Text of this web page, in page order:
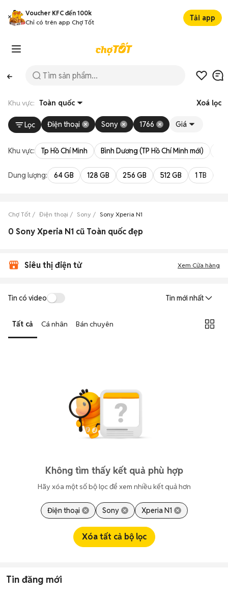
Voucher KFC đến 100k
Chỉ có trên app Chợ Tốt
Tải app
Khu vực: Toàn quốc Xoá lọc
Lọc Điện thoại Sony 1766 Giá
Khu vực: Tp Hồ Chí Minh Bình Dương (TP Hồ Chí Minh mới)
Dung lượng: 64 GB 128 GB 256 GB 512 GB 1 TB
Chợ Tốt Điện thoại Sony Sony Xperia N1
0 Sony Xperia N1 cũ Toàn quốc đẹp
Siêu thị điện tử Xem Cửa hàng
Tin có video Tin mới nhất
Tất cả Cá nhân Bán chuyên
Không tìm thấy kết quả phù hợp
Hãy xóa một số bộ lọc để xem nhiều kết quả hơn
Điện thoại Sony Xperia N1
Xóa tất cả bộ lọc
Tin đăng mới